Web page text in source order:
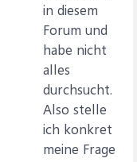
in diesem
Forum und
habe nicht
alles
durchsucht.
Also stelle
ich konkret
meine Frage